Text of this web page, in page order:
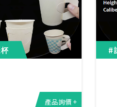
產品詢價 +
#